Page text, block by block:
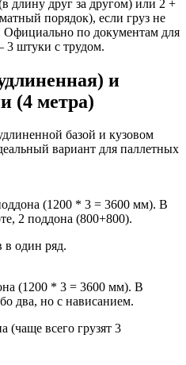
длину друг за другом) или 2 +
порядок), если груз не
Официально по документам для
штуки с трудом.
и
(4 метра)
базой и кузовом
вариант для паллетных
(1200 * 3 = 3600 мм). В
2 поддона (800+800).
в один ряд.
(1200 * 3 = 3600 мм). В
два, но с нависанием.
(чаще всего грузят 3